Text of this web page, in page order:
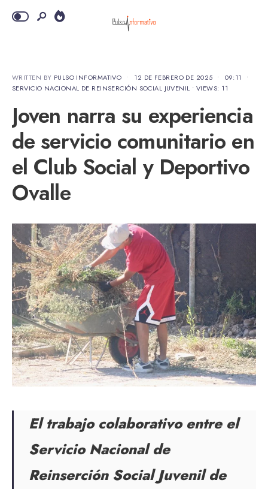
WRITTEN BY PULSO INFORMATIVO • 12 DE FEBRERO DE 2025 • 09:11
•
SERVICIO NACIONAL DE REINSERCIÓN SOCIAL JUVENIL •VIEWS: 11
Joven narra su experiencia
de servicio comunitario en
el Club Social y Deportivo
Ovalle
El trabajo colaborativo entre el
Servicio Nacional de
Reinserción Social Juvenil de